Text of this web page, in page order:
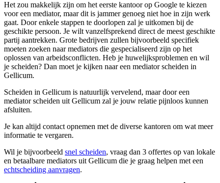
Het zou makkelijk zijn om het eerste kantoor op Google te kiezen
voor een mediator, maar dit is jammer genoeg niet hoe in zijn werk
gaat. Door enkele stappen te doorlopen zal je uitkomen bij de
geschikte persoon. Je wilt vanzelfsprekend direct de meest geschikte
partij aantrekken. Grote bedrijven zullen bijvoorbeeld specifiek
moeten zoeken naar mediators die gespecialiseerd zijn op het
oplossen van arbeidsconflicten. Heb je huwelijksproblemen en wil
je scheiden? Dan moet je kijken naar een mediator scheiden in
Gellicum.
Scheiden in Gellicum is natuurlijk vervelend, maar door een
mediator scheiden uit Gellicum zal je jouw relatie pijnloos kunnen
afsluiten.
Je kan altijd contact opnemen met de diverse kantoren om wat meer
informatie te vergaren.
Wil je bijvoorbeeld snel scheiden, vraag dan 3 offertes op van lokale
en betaalbare mediators uit Gellicum die je graag helpen met een
echtscheiding aanvragen.